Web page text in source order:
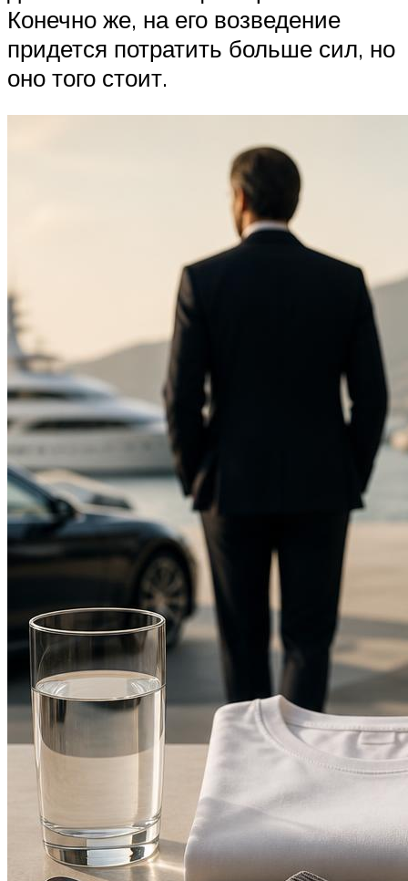
Конечно же, на его возведение
придется потратить больше сил, но
оно того стоит.